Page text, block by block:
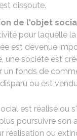
dissoute.
de l'objet
pour laquelle
est devenue
une société est
un fonds de
ou est
est réalisé ou
poursuivre son
réalisation ou